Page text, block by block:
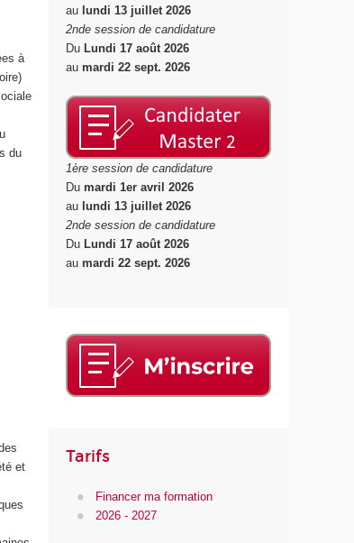
à
du
et
au lundi 13 juillet 2026
2nde session de candidature
Du Lundi 17 août 2026
aumardi 22 sept. 2026
1ère session de candidature
Dumardi 1er avril 2026
au lundi 13 juillet 2026
2nde session de candidature
Du Lundi 17 août 2026
aumardi 22 sept. 2026
Tarifs
Financer ma formation
2026 - 2027